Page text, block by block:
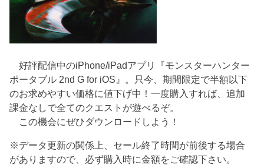
好評配信中のiPhone/iPadアプリ『モンスターハンター
ポータブル 2nd G for iOS』。只今、期間限定で半額以下
のお求めやすい価格に値下げ中！一度購入すれば、追加
課金なしで全てのクエストが遊べるぞ。
この機会にぜひダウンロードしよう！
※データ更新の関係上、セール終了時間が前後する場合
がありますので、必ず購入時に金額をご確認下さい。